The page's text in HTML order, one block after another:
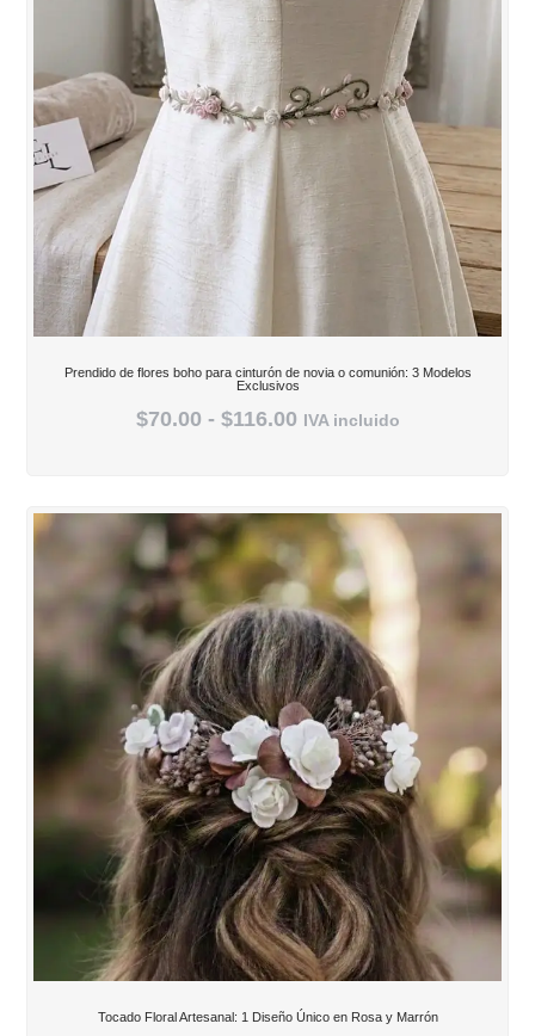
Prendido de flores boho para cinturón de novia o comunión: 3 Modelos
Exclusivos
$70.00 - $116.00 IVA incluido
Tocado Floral Artesanal: 1 Diseño Único en Rosa y Marrón